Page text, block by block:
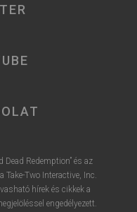
Dead Redemption” és az
Two Interactive, Inc.
hírek és cikkek a
engedélyezett.